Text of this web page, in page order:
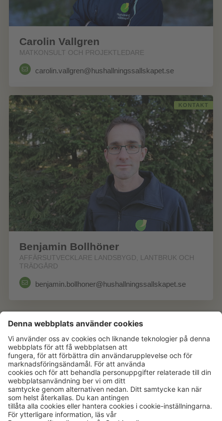
Carolin Vallgren
MATKONSULT OCH PROJEKTLEDARE
carolin.vallgren@hushallningssallskapet.se
KONTAKT
Benjamin Bollhöner
AFFÄRSUTVECKLARE LANDSBYGD, LANTBRUK OCH
TRÄDGÅRD
benjamin.bollhoner@hushallningssallskapet.se